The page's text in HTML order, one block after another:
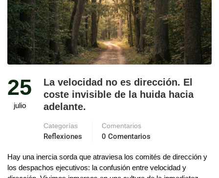
25
julio
La velocidad no es dirección. El
coste invisible de la huida hacia
adelante.
Categorías
Reflexiones
Comentarios
0 Comentarios
Hay una inercia sorda que atraviesa los comités de dirección y
los despachos ejecutivos: la confusión entre velocidad y